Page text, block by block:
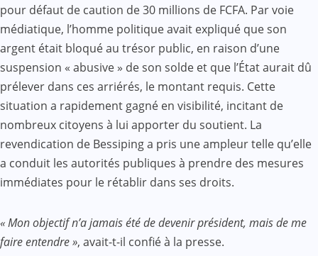
pour défaut de caution de 30 millions de FCFA. Par voie
médiatique, l’homme politique avait expliqué que son
argent était bloqué au trésor public, en raison d’une
suspension « abusive » de son solde et que l’État aurait dû
prélever dans ces arriérés, le montant requis. Cette
situation a rapidement gagné en visibilité, incitant de
nombreux citoyens à lui apporter du soutient. La
revendication de Bessiping a pris une ampleur telle qu’elle
a conduit les autorités publiques à prendre des mesures
immédiates pour le rétablir dans ses droits.
« Mon objectif n’a jamais été de devenir président, mais de me
faire entendre », avait-t-il confié à la presse.